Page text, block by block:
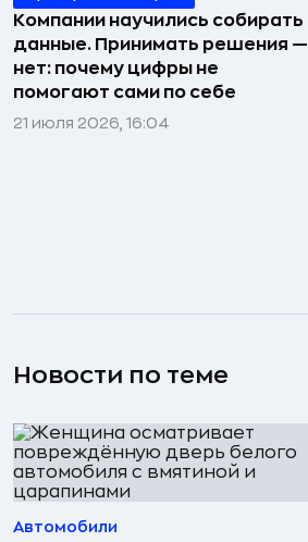
Компании научились собирать
данные. Принимать решения —
нет: почему цифры не
помогают сами по себе
21 июля 2026, 16:04
Новости по теме
Автомобили